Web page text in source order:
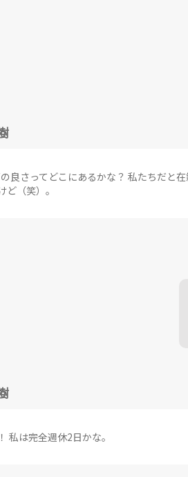
良さってどこにあるかな？ 私たちだと
ど（笑）。
私は完全週休2日かな。